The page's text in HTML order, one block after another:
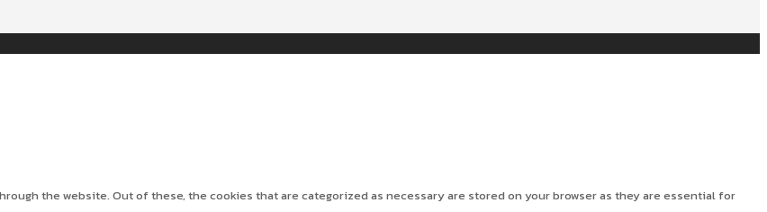
the website. Out of these, the cookies that are categorized as necessary are stored on your browser as they are essential for